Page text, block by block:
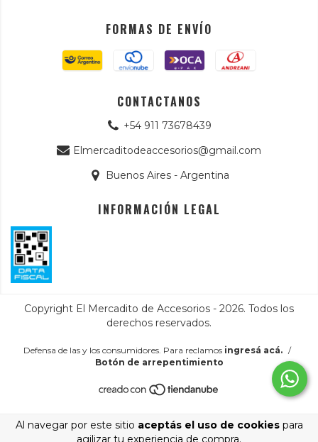
Al navegar por este sitio aceptás el uso de cookiespara
agilizar tu experiencia de compra.
FORMAS DE ENVÍO
CONTACTANOS
+54 911 73678439
Elmercaditodeaccesorios@gmail.com
Buenos Aires - Argentina
INFORMACIÓN LEGAL
Copyright El Mercadito de Accesorios - 2026. Todos los
derechos reservados.
Defensa de las y los consumidores. Para reclamos ingresá acá. /
Botón de arrepentimiento